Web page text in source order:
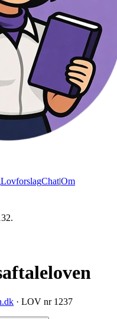
LovforslagChat|Om
· LOV nr 1237